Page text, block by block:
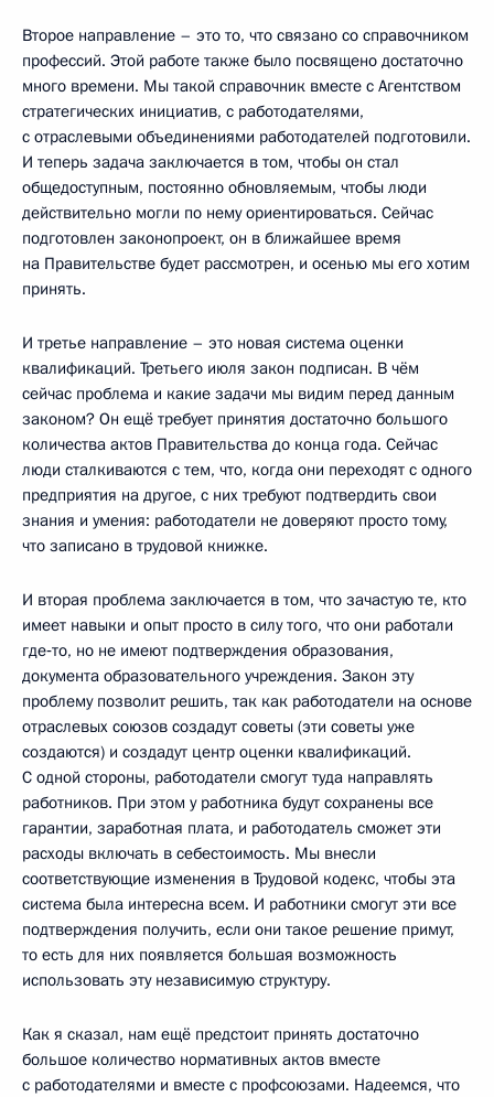
Второе направление – это то, что связано со справочником
профессий. Этой работе также было посвящено достаточно
много времени. Мы такой справочник вместе с Агентством
стратегических инициатив, с работодателями,
с отраслевыми объединениями работодателей подготовили.
И теперь задача заключается в том, чтобы он стал
общедоступным, постоянно обновляемым, чтобы люди
действительно могли по нему ориентироваться. Сейчас
подготовлен законопроект, он в ближайшее время
на Правительстве будет рассмотрен, и осенью мы его хотим
принять.
И третье направление – это новая система оценки
квалификаций. Третьего июля закон подписан. В чём
сейчас проблема и какие задачи мы видим перед данным
законом? Он ещё требует принятия достаточно большого
количества актов Правительства до конца года. Сейчас
люди сталкиваются с тем, что, когда они переходят с одного
предприятия на другое, с них требуют подтвердить свои
знания и умения: работодатели не доверяют просто тому,
что записано в трудовой книжке.
И вторая проблема заключается в том, что зачастую те, кто
имеет навыки и опыт просто в силу того, что они работали
где‑то, но не имеют подтверждения образования,
документа образовательного учреждения. Закон эту
проблему позволит решить, так как работодатели на основе
отраслевых союзов создадут советы (эти советы уже
создаются) и создадут центр оценки квалификаций.
С одной стороны, работодатели смогут туда направлять
работников. При этом у работника будут сохранены все
гарантии, заработная плата, и работодатель сможет эти
расходы включать в себестоимость. Мы внесли
соответствующие изменения в Трудовой кодекс, чтобы эта
система была интересна всем. И работники смогут эти все
подтверждения получить, если они такое решение примут,
то есть для них появляется большая возможность
использовать эту независимую структуру.
Как я сказал, нам ещё предстоит принять достаточно
большое количество нормативных актов вместе
с работодателями и вместе с профсоюзами. Надеемся, что